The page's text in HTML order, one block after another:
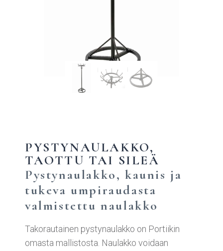
PYSTYNAULAKKO,
TAOTTU TAI SILEÄ
Pystynaulakko, kaunis ja
tukeva umpiraudasta
valmistettu naulakko
Takorautainen pystynaulakko on Portiikin
omasta mallistosta. Naulakko voidaan